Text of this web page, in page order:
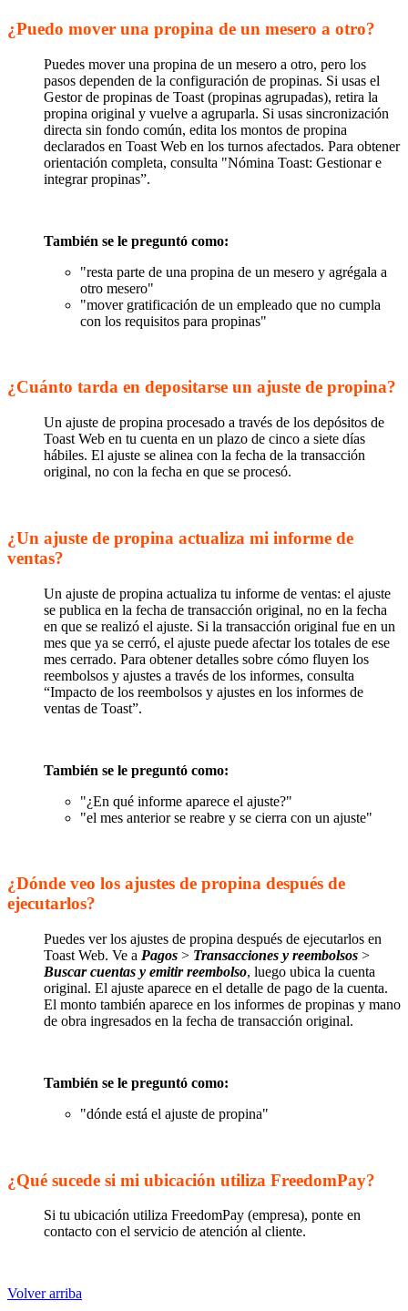
¿Puedo mover una propina de un mesero a otro?
Puedes mover una propina de un mesero a otro, pero los
pasos dependen de la configuración de propinas. Si usas el
Gestor de propinas de Toast (propinas agrupadas), retira la
propina original y vuelve a agruparla. Si usas sincronización
directa sin fondo común, edita los montos de propina
declarados en Toast Web en los turnos afectados. Para obtener
orientación completa, consulta "Nómina Toast: Gestionar e
integrar propinas”.
También se le preguntó como:
"resta parte de una propina de un mesero y agrégala a
otro mesero"
"mover gratificación de un empleado que no cumpla
con los requisitos para propinas"
¿Cuánto tarda en depositarse un ajuste de propina?
Un ajuste de propina procesado a través de los depósitos de
Toast Web en tu cuenta en un plazo de cinco a siete días
hábiles. El ajuste se alinea con la fecha de la transacción
original, no con la fecha en que se procesó.
¿Un ajuste de propina actualiza mi informe de
ventas?
Un ajuste de propina actualiza tu informe de ventas: el ajuste
se publica en la fecha de transacción original, no en la fecha
en que se realizó el ajuste. Si la transacción original fue en un
mes que ya se cerró, el ajuste puede afectar los totales de ese
mes cerrado. Para obtener detalles sobre cómo fluyen los
reembolsos y ajustes a través de los informes, consulta
“Impacto de los reembolsos y ajustes en los informes de
ventas de Toast”.
También se le preguntó como:
"¿En qué informe aparece el ajuste?"
"el mes anterior se reabre y se cierra con un ajuste"
¿Dónde veo los ajustes de propina después de
ejecutarlos?
Puedes ver los ajustes de propina después de ejecutarlos en
Toast Web. Ve a Pagos > Transacciones y reembolsos >
Buscar cuentas y emitir reembolso, luego ubica la cuenta
original. El ajuste aparece en el detalle de pago de la cuenta.
El monto también aparece en los informes de propinas y mano
de obra ingresados en la fecha de transacción original.
También se le preguntó como:
"dónde está el ajuste de propina"
¿Qué sucede si mi ubicación utiliza FreedomPay?
Si tu ubicación utiliza FreedomPay (empresa), ponte en
contacto con el servicio de atención al cliente.
Volver arriba